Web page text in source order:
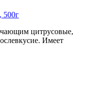
500г
цитрусовые,
Имеет